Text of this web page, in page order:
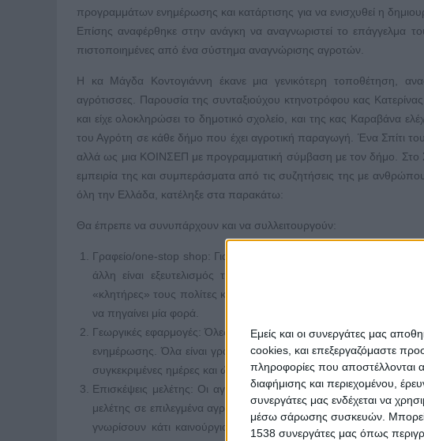
Εμείς και οι συνεργάτες μας
cookies, και επεξεργαζόμαστε
πληροφορίες που αποστέλλονται
διαφήμισης και περιεχομένου,
συνεργάτες μας ενδέχεται να
μέσω σάρωσης συσκευών.
1538 συνεργάτες μας όπως
προγραμμάτων ενημέρωσης και κατάρτισης για να ενισχυθεί η
Επίσης αναφέρθηκε στην ανάγκη να αναγνωριστεί το επάγγελμα
πιστοποιημένες από ένα σύστημα αναγνώρισης αγροτών.
Η κα Μάγδα Κοντογιάννη έκανε μια γενικότερη τοποθέτηση,
αγρότισσες. Παρουσία της συνταξιούχου κτηνοτρόφου κας
και είχε ολοκληρώσει το δημοτικό σχολείο, και της κας Καραβάνα
του Αγρότη σε κάθε δήμο που έχει αγροτική παραγωγή. Ένα Σπίτι
αλλά ως μια ΚΟΙΝΣΕΠ με προγραμματική σύμβαση με τον δήμο. Στο
εμπειρία της και συμπεράσματα από τις συζητήσεις της με
όλη την Ελλάδα, κατέληξε στα παρακάτω:
Θα έπρεπε να συνυπάρχουν και να συλλειτουργούν:
Γραφείο/one-stop shop: Για να μην ταλαιπωρούνται οι αγρότες.
άλλη είναι εξευτελισμός του επαγγελματία, του πολίτη, και
«κλητήρες» τους πολίτες και να πηγαίνουν τα έγγραφα από το
να πηγαίνει μία φορά.
Γεωργικές εφαρμογές: Όλες οι πληροφορίες για τις εξελίξεις στα
ενημέρωσης. Όλα είναι γραμμένα σε μια ξύλινη γλώσσα,
συγκεκριμένες ημέρες και ώρες να πηγαίνουν οι υπεύθυνοι
Επισκέψεις μελέτης: Οι αγρότες και γενικότερα οι ενήλικοι
μελέτης σε επιλεγμένα αγροκτήματα/εκμεταλλεύσεις. Το ταξίδι
γνωρίσουν κάτι καινούργιο. Κυρίως όμως θα γνωριστούν και